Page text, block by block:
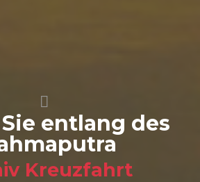
entlang des
Kreuzfahrt